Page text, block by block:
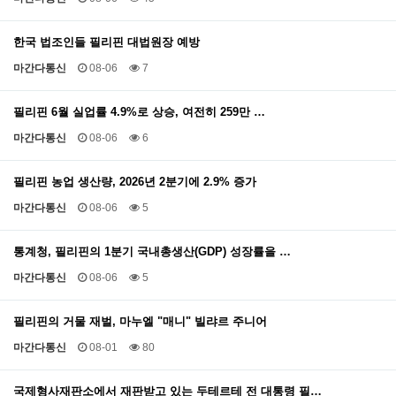
한국 법조인들 필리핀 대법원장 예방
마간다통신 08-06 7
필리핀 6월 실업률 4.9%로 상승, 여전히 259만 …
마간다통신 08-06 6
필리핀 농업 생산량, 2026년 2분기에 2.9% 증가
마간다통신 08-06 5
통계청, 필리핀의 1분기 국내총생산(GDP) 성장률을 …
마간다통신 08-06 5
필리핀의 거물 재벌, 마누엘 "매니" 빌랴르 주니어
마간다통신 08-01 80
국제형사재판소에서 재판받고 있는 두테르테 전 대통령 필…